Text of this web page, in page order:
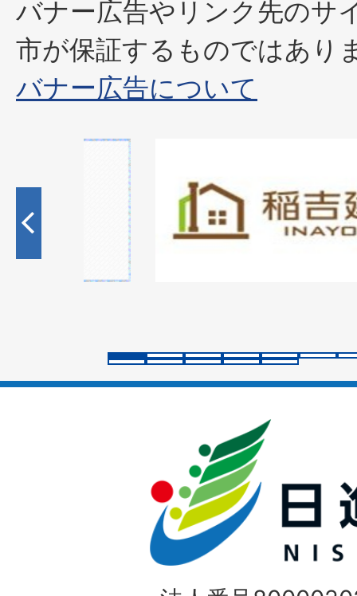
バナー広告やリンク先のサ
市が保証するものではあり
バナー広告について
1
枚
目
の
ラ
イ